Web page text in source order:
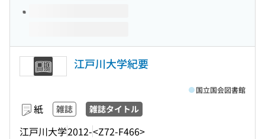
江戸川大学紀要
紙 雑誌 雑誌タイトル
江戸川大学2012-<Z72-F466>
国立国会図書館